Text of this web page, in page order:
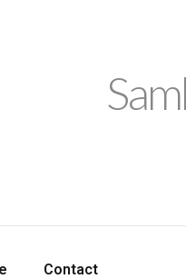
Contact
Contact